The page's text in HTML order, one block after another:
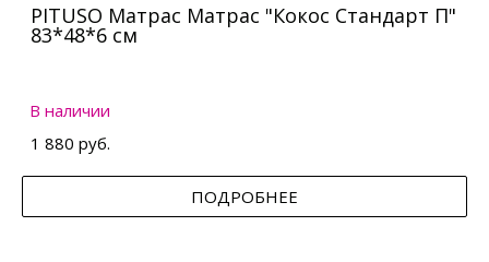
PITUSO Матрас Матрас "Кокос Стандарт П"
83*48*6 см
В наличии
1 880 руб.
ПОДРОБНЕЕ